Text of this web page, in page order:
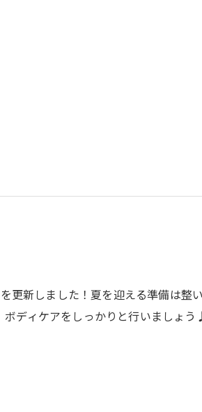
更新しました！夏を迎える準備は整
ディケアをしっかりと行いましょ